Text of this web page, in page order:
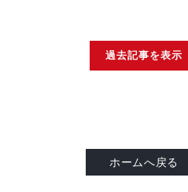
過去記事を表示
ホームへ戻る